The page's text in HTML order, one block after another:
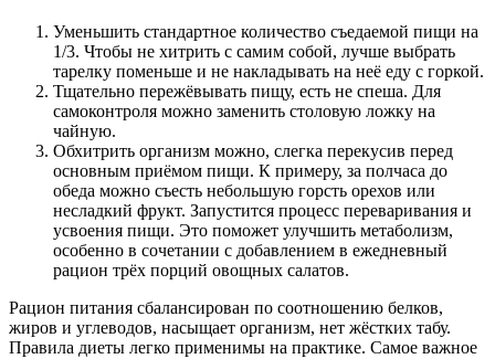
Уменьшить стандартное количество съедаемой пищи на
1/3. Чтобы не хитрить с самим собой, лучше выбрать
тарелку поменьше и не накладывать на неё еду с горкой.
Тщательно пережёвывать пищу, есть не спеша. Для
самоконтроля можно заменить столовую ложку на
чайную.
Обхитрить организм можно, слегка перекусив перед
основным приёмом пищи. К примеру, за полчаса до
обеда можно съесть небольшую горсть орехов или
несладкий фрукт. Запустится процесс переваривания и
усвоения пищи. Это поможет улучшить метаболизм,
особенно в сочетании с добавлением в ежедневный
рацион трёх порций овощных салатов.
Рацион питания сбалансирован по соотношению белков,
жиров и углеводов, насыщает организм, нет жёстких табу.
Правила диеты легко применимы на практике. Самое важное